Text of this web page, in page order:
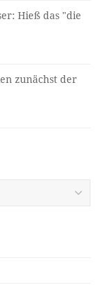
Hieß das "die
zunächst der